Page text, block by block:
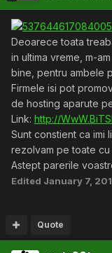
Deoarece toata
in ultima vreme, m-
bine, pentru ambele
Firmele isi pot
de hosting aparute
Link: http://
Sunt constient ca imi
rezolvam pe toate cu
Astept parerile
Edited January 7,
Quote